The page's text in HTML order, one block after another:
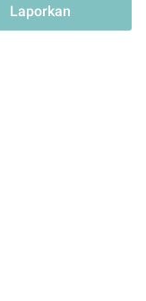
Laporkan